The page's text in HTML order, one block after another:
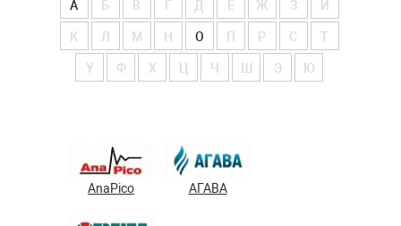
А Б В Г Д Е Ж З И
К Л М Н О П Р С Т
У Ф Х Ч Э Ю
AnaPico АГАВА